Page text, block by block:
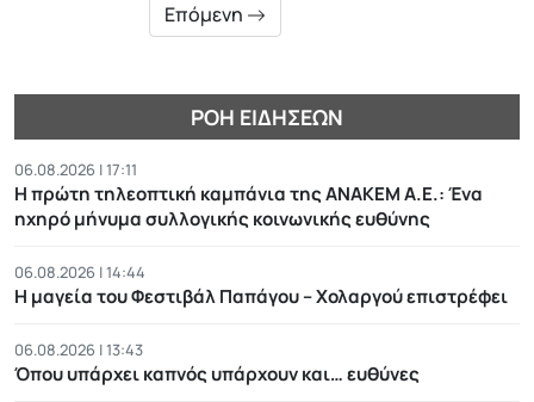
Επόμενη
ΡΟΉ ΕΙΔΉΣΕΩΝ
06.08.2026 | 17:11
Η πρώτη τηλεοπτική καμπάνια της ΑΝΑΚΕΜ Α.Ε.: Ένα
ηχηρό μήνυμα συλλογικής κοινωνικής ευθύνης
06.08.2026 | 14:44
Η μαγεία του Φεστιβάλ Παπάγου – Χολαργού επιστρέφει
06.08.2026 | 13:43
Όπου υπάρχει καπνός υπάρχουν και… ευθύνες